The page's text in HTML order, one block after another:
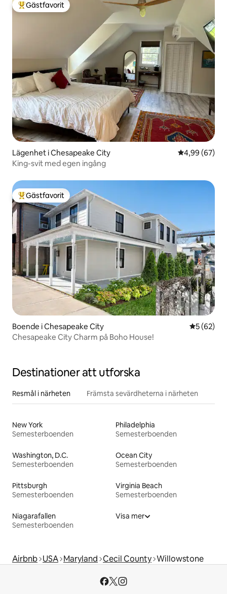
Populär gästfavorit
Gästfavorit
Lägenhet i Chesapeake City 4,99 av 5 i
4,99 (67)
King-svit med egen ingång
Populär gästfavorit
Gästfavorit
Boende i Chesapeake City 5 av 5 i
5 (62)
Chesapeake City Charm på Boho House!
Destinationer att utforska
Resmål i närheten Främsta sevärdheterna i närheten
New York
Semesterboenden
Philadelphia
Semesterboenden
Washington, D.C.
Semesterboenden
Ocean City
Semesterboenden
Pittsburgh
Semesterboenden
Virginia Beach
Semesterboenden
Niagarafallen
Semesterboenden
Visa mer
Airbnb USA Maryland Cecil County Willowstone